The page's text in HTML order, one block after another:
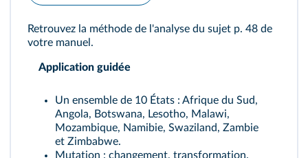
Retrouvez la méthode de l'analyse du sujet p. 48 de
votre manuel.
Application guidée
Un ensemble de 10 États : Afrique du Sud,
Angola, Botswana, Lesotho, Malawi,
Mozambique, Namibie, Swaziland, Zambie
et Zimbabwe.
Mutation : changement, transformation.